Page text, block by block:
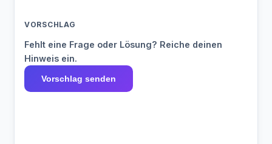
VORSCHLAG
Fehlt eine Frage oder Lösung? Reiche deinen
Hinweis ein.
Vorschlag senden